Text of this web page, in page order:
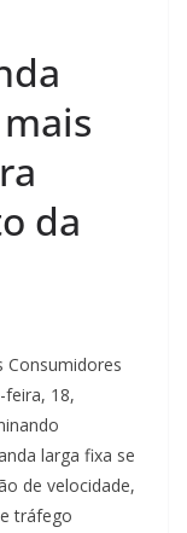
da
Consumidores
feira, 18,
larga fixa se
de velocidade,
tráfego